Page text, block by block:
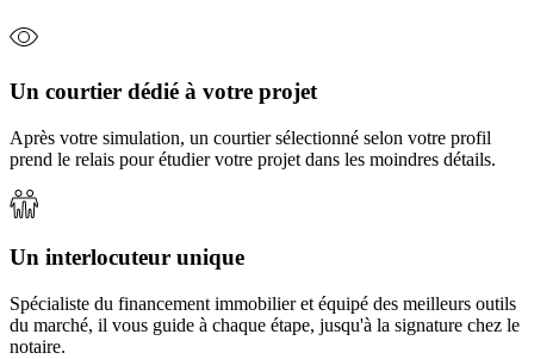
Un courtier dédié à votre projet
Après votre simulation, un courtier sélectionné selon votre profil
prend le relais pour étudier votre projet dans les moindres détails.
Un interlocuteur unique
Spécialiste du financement immobilier et équipé des meilleurs outils
du marché, il vous guide à chaque étape, jusqu'à la signature chez le
notaire.